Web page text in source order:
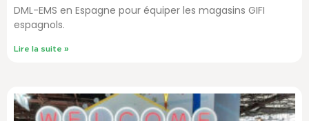
DML-EMS en Espagne pour équiper les magasins GIFI
espagnols.
Lire la suite »